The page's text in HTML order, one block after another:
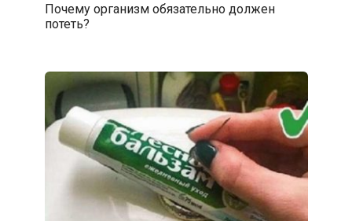
Почему организм обязательно должен
потеть?